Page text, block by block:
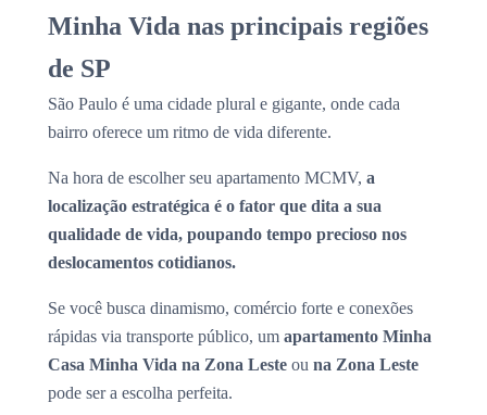
Minha Vida nas principais regiões
de SP
São Paulo é uma cidade plural e gigante, onde cada
bairro oferece um ritmo de vida diferente.
Na hora de escolher seu apartamento MCMV, a
localização estratégica é o fator que dita a sua
qualidade de vida, poupando tempo precioso nos
deslocamentos cotidianos.
Se você busca dinamismo, comércio forte e conexões
rápidas via transporte público, um apartamento Minha
Casa Minha Vida na Zona Leste ou na Zona Leste
pode ser a escolha perfeita.